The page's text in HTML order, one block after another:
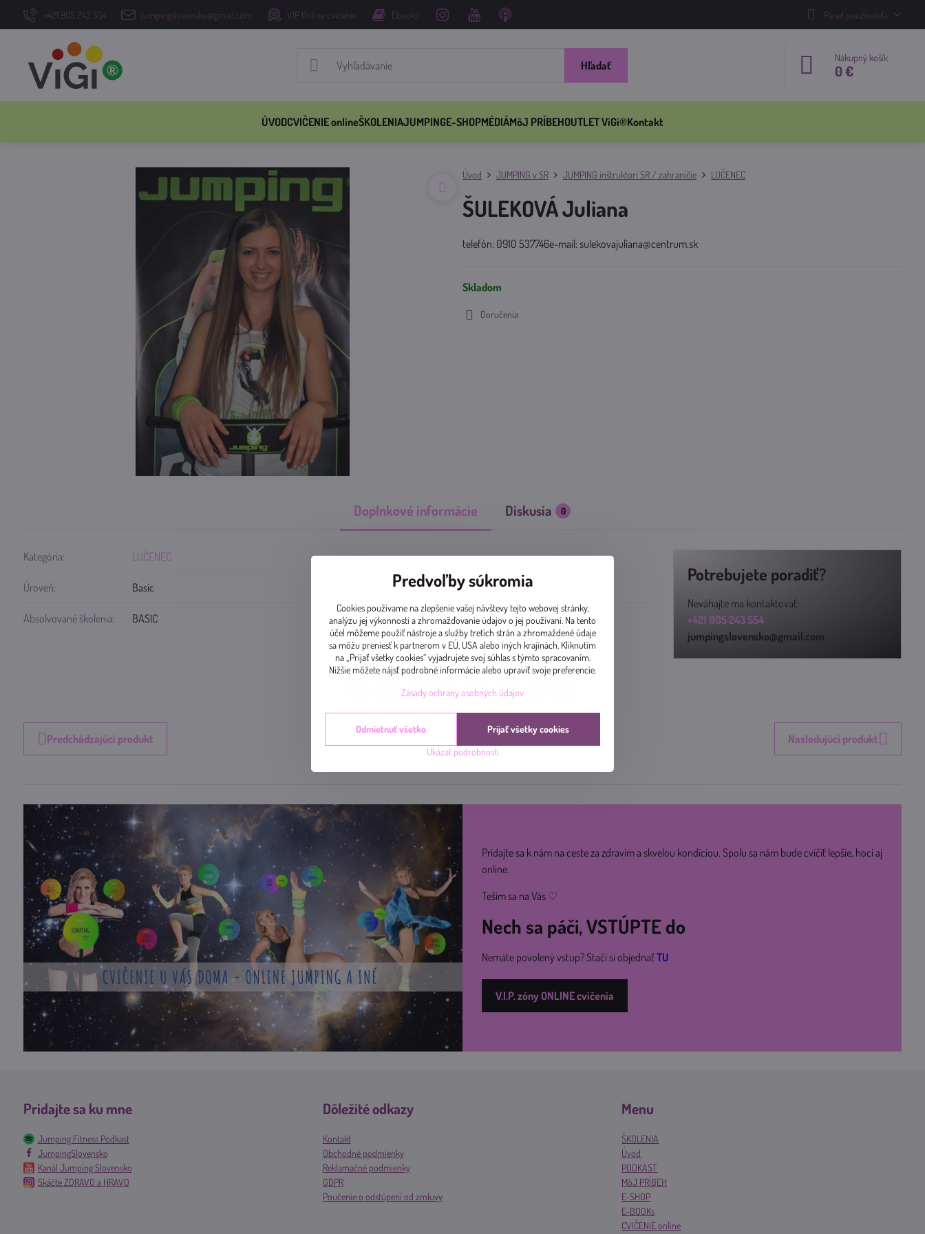
+421 905 243 554 jumpingslovensko@gmail.com VIP Online cvičenie Ebooks Panel používateľa
Hľadať
Nákupný košík
0 €
ÚVODCVIČENIE onlineŠKOLENIAJUMPINGE-SHOPMÉDIÁMôJ PRÍBEHOUTLET ViGi®Kontakt
Úvod JUMPING v SR JUMPING inštruktori SR / zahraničie LUČENEC
ŠULEKOVÁ Juliana
telefón: 0910 537746e-mail: sulekovajuliana@centrum.sk
Skladom
Doručenia
Doplnkové informácie Diskusia 0
Kategória: LUČENEC
Úroveň: Basic
Absolvované školenia: BASIC
Potrebujete poradiť?
Neváhajte ma kontaktovať:
+421 905 243 554
jumpingslovensko@gmail.com
TwitterBlueskyPinterestReddit LinkedIn
Predchádzajúci produkt Nasledujúci produkt
Pridajte sa k nám na ceste za zdravím a skvelou kondíciou. Spolu sa nám bude cvičiť lepšie, hoci aj
online.
Teším sa na Vás ♡
Nech sa páči, VSTÚPTE do
Nemáte povolený vstup? Stačí si objednaťTU
V.I.P. zóny ONLINE cvičenia
Pridajte sa ku mne
Jumping Fitness Podkast
JumpingSlovensko
Kanál Jumping Slovensko
Skáčte ZDRAVO a HRAVO
Dôležité odkazy
Kontakt
Obchodné podmienky
Reklamačné podmienky
GDPR
Poučenie o odstúpení od zmluvy
Menu
ŠKOLENIA
Úvod
PODKAST
MôJ PRÍBEH
E-SHOP
E-BOOKs
CVIČENIE online
Predvoľby súkromia
Cookies používame na zlepšenie vašej návštevy tejto webovej stránky,
analýzu jej výkonnosti a zhromažďovanie údajov o jej používaní. Na tento
účel môžeme použiť nástroje a služby tretích strán a zhromaždené údaje
sa môžu preniesť k partnerom v EÚ, USA alebo iných krajinách. Kliknutím
na „Prijať všetky cookies“ vyjadrujete svoj súhlas s týmto spracovaním.
Nižšie môžete nájsť podrobné informácie alebo upraviť svoje preferencie.
Zásady ochrany osobných údajov
Ukázať podrobnosti
Prijať všetky cookies
Odmietnuť všetko